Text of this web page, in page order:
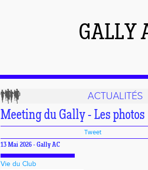
GALLY
ACTUALITÉS
Meeting du Gally - Les photos
Tweet
13 Mai 2026 - Gally AC
Vie du Club